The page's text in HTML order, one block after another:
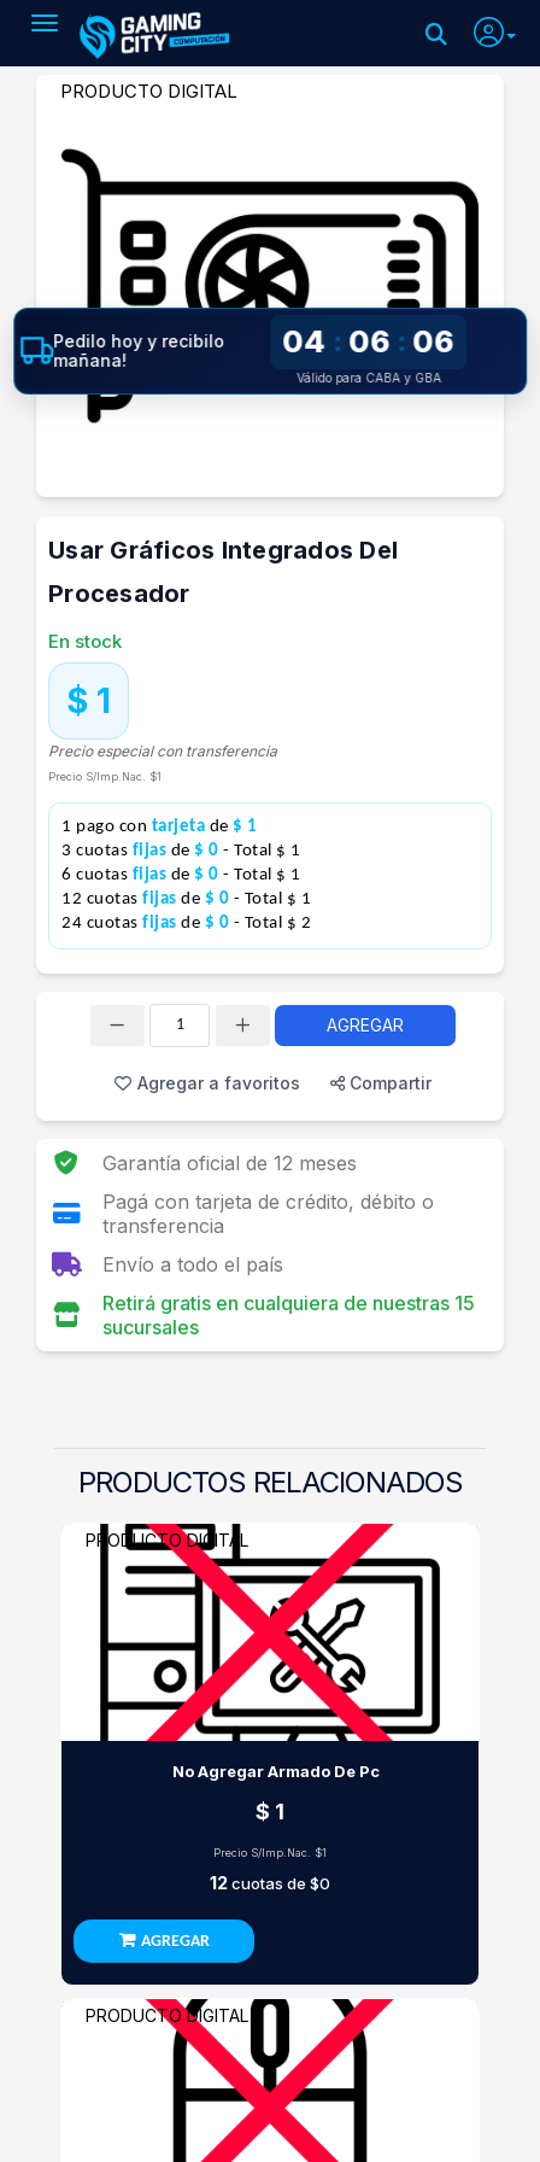
Toggle navigation
PRODUCTO DIGITAL
Usar Gráficos Integrados Del
Procesador
En stock
$ 1
Precio especial con transferencia
Precio S/Imp.Nac. $1
1 pago con tarjeta de $ 1
3 cuotas fijas de $ 0 - Total $ 1
6 cuotas fijas de $ 0 - Total $ 1
12 cuotas fijas de $ 0 - Total $ 1
24 cuotas fijas de $ 0 - Total $ 2
Pedilo hoy y recibilo
mañana!
04 : 06 : 06
Válido para CABA y GBA
AGREGAR
Agregar a favoritos Compartir
Garantía oficial de 12 meses
Pagá con tarjeta de crédito, débito o
transferencia
Envío a todo el país
Retirá gratis en cualquiera de nuestras 15
sucursales
PRODUCTOS RELACIONADOS
PRODUCTO DIGITAL
No Agregar Armado De Pc
$ 1
Precio S/Imp.Nac. $1
12cuotas de $0
AGREGAR
PRODUCTO DIGITAL